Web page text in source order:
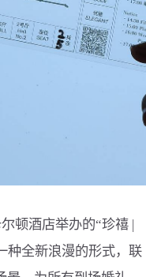
顿酒店举办的“珍禧 |
种全新浪漫的形式，联